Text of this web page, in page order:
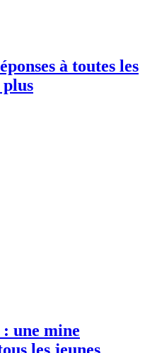
à toutes les
plus
: une mine